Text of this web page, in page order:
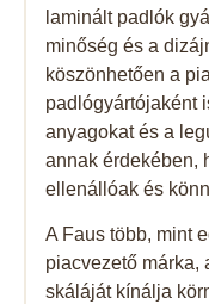
laminált padlók
minőség és a
köszönhetően a
padlógyártójaként
anyagokat és a
annak érdekében,
ellenállóak és
A Faus több, mint
piacvezető márka,
skáláját kínálja